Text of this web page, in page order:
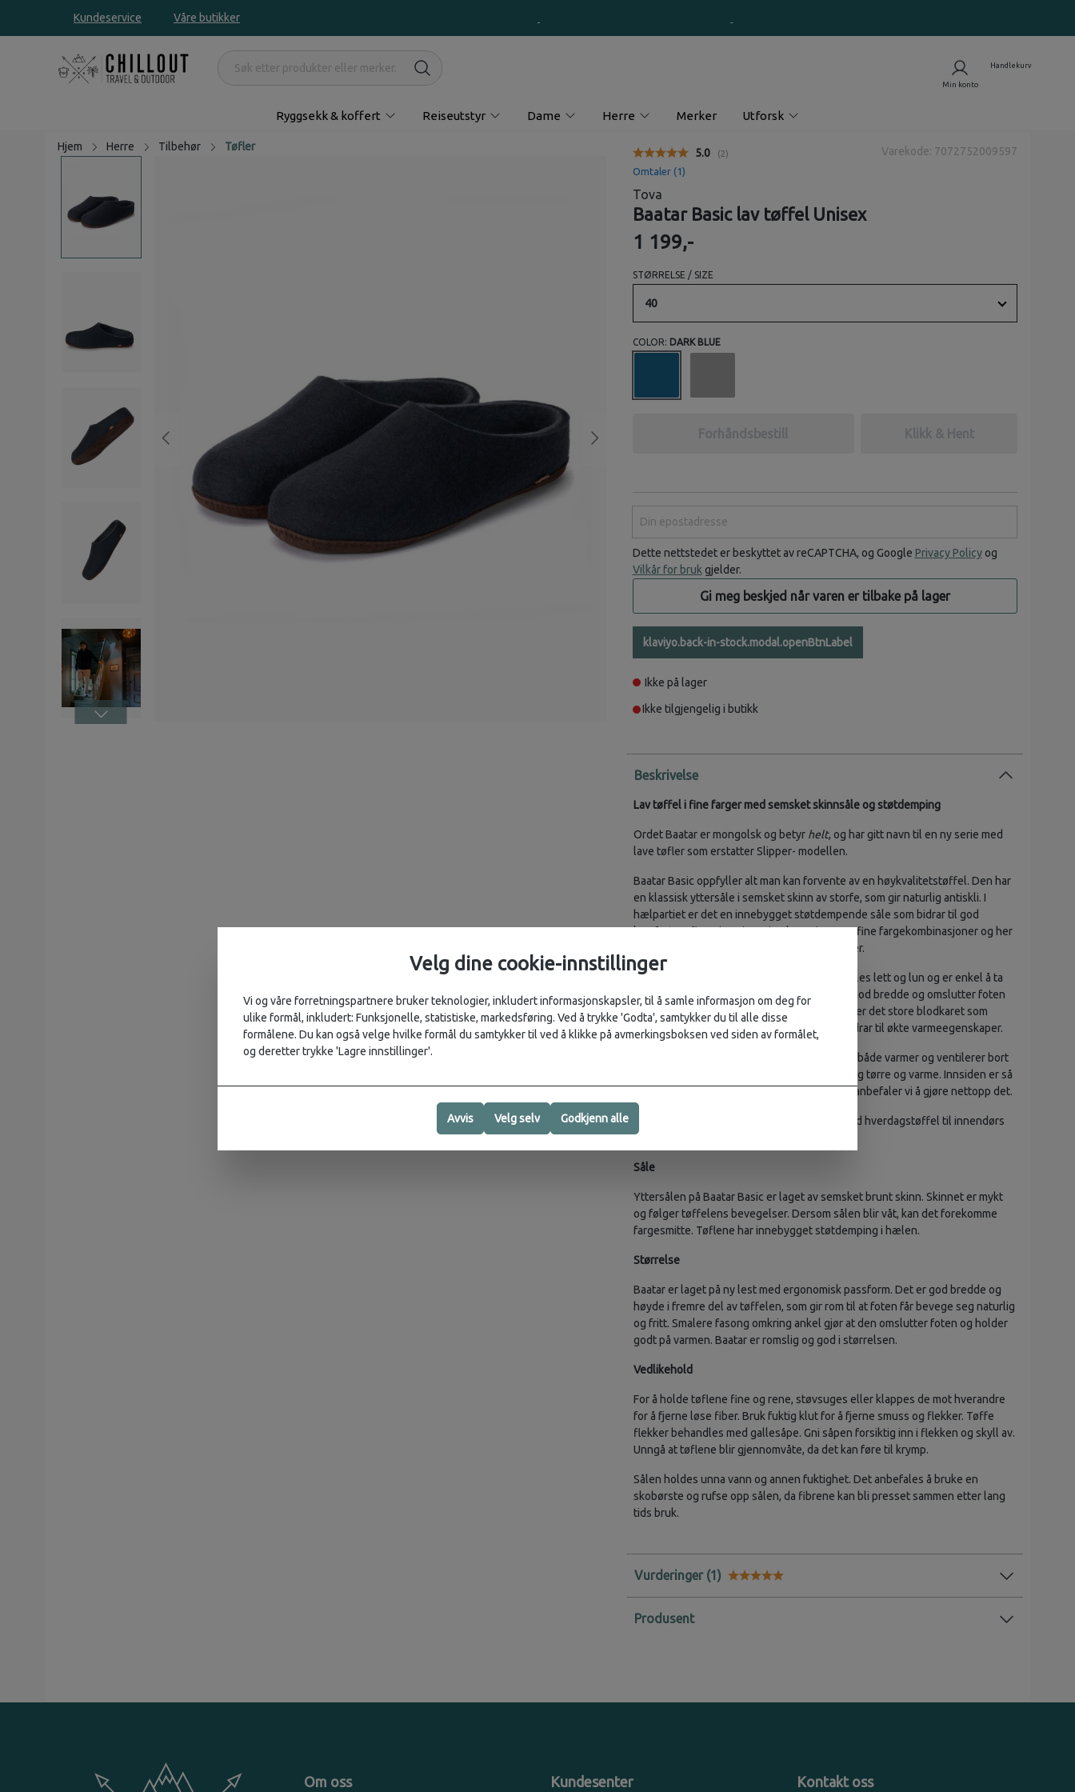
Kundeservice Våre butikker
Ryggsekk & koffert Reiseutstyr Dame Herre Merker Utforsk
Hjem Herre Tilbehør Tøfler
Gjennomsnittskarakter:
5.0 (stemmer:
2)
Omtaler (1)
Varekode: 7072752009597
Tova
Baatar Basic lav tøffel Unisex
1 199,-
STØRRELSE / SIZE
40
COLOR: DARK BLUE
Forhåndsbestill Klikk & Hent
Dette nettstedet er beskyttet av reCAPTCHA, og Google Privacy Policyog
Vilkår for bruk gjelder.
Gi meg beskjed når varen er tilbake på lager
klaviyo.back-in-stock.modal.openBtnLabel
Ikke på lager
Ikke tilgjengelig i butikk
Beskrivelse
Lav tøffel i fine farger med semsket skinnsåle og støtdemping
Ordet Baatar er mongolsk og betyr helt, og har gitt navn til en ny serie med
lave tøfler som erstatter Slipper- modellen.
Baatar Basic oppfyller alt man kan forvente av en høykvalitetstøffel. Den har
en klassisk yttersåle i semsket skinn av storfe, som gir naturlig antiskli. I
hælpartiet er det en innebygget støtdempende såle som bidrar til god
komfort. Tøflene i Basic serien lages i mange fine fargekombinasjoner og her
finnes flere av våre bestselgende tøffelfarger.
Baatar Basic er en håndtovet ulltøffel som føles lett og lun og er enkel å ta
på og av. Tøffelen er formet etter foten, har god bredde og omslutter foten
over vristen. Det siste er viktig, siden her ligger det store blodkaret som
forsyner den fremre delen av foten. Dette bidrar til økte varmeegenskaper.
Tøffelen er tovet i 100 % myk merinoull, som både varmer og ventilerer bort
fuktighet og dermed holdes føttene behagelig tørre og varme. Innsiden er så
myk at man kan gå barbent i tøflene – faktisk anbefaler vi å gjøre nettopp det.
Basic tøffelen anbefales om du skal ha en god hverdagstøffel til innendørs
bruk.
Såle
Yttersålen på Baatar Basic er laget av semsket brunt skinn. Skinnet er mykt
og følger tøffelens bevegelser. Dersom sålen blir våt, kan det forekomme
fargesmitte. Tøflene har innebygget støtdemping i hælen.
Størrelse
Baatar er laget på ny lest med ergonomisk passform. Det er god bredde og
høyde i fremre del av tøffelen, som gir rom til at foten får bevege seg naturlig
og fritt. Smalere fasong omkring ankel gjør at den omslutter foten og holder
godt på varmen. Baatar er romslig og god i størrelsen.
Vedlikehold
For å holde tøflene fine og rene, støvsuges eller klappes de mot hverandre
for å fjerne løse fiber. Bruk fuktig klut for å fjerne smuss og flekker. Tøffe
flekker behandles med gallesåpe. Gni såpen forsiktig inn i flekken og skyll av.
Unngå at tøflene blir gjennomvåte, da det kan føre til krymp.
Sålen holdes unna vann og annen fuktighet. Det anbefales å bruke en
skobørste og rufse opp sålen, da fibrene kan bli presset sammen etter lang
tids bruk.
Vurderinger
Produsent
Om oss Kundesenter Kontakt oss
Velg dine cookie-innstillinger
Vi og våre forretningspartnere bruker teknologier, inkludert informasjonskapsler, til å samle informasjon om deg for
ulike formål, inkludert: Funksjonelle, statistiske, markedsføring. Ved å trykke 'Godta', samtykker du til alle disse
formålene. Du kan også velge hvilke formål du samtykker til ved å klikke på avmerkingsboksen ved siden av formålet,
og deretter trykke 'Lagre innstillinger'.
Avvis Velg selv Godkjenn alle